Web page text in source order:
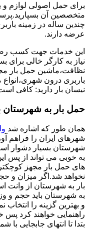
برای حمل اصولی لوازم و
متخصصین آن
چندین ساله در زمینه
عرضه دارند.
این خدمات جهت کسب
نیاز به کارگر خالی برای
نظافت،ماشین حمل بار
باربری درون
نیسان بار دارید: کافی
حمل بار به شهرستان
همان طور که اشاره شد
شهرهای ایران را فراهم
شهرستان بسیار دشوار
به خوبی می تواند از پس
های حمل بار مجهز
نخواهد شد.اگر میزان و
بار به شهرستان از وانت
به شهرستان باید حجم و
و بهترین گزینه را انتخاب
راهنمایی خواهند کرد پس
بتدا تا انتهای جابجایی با